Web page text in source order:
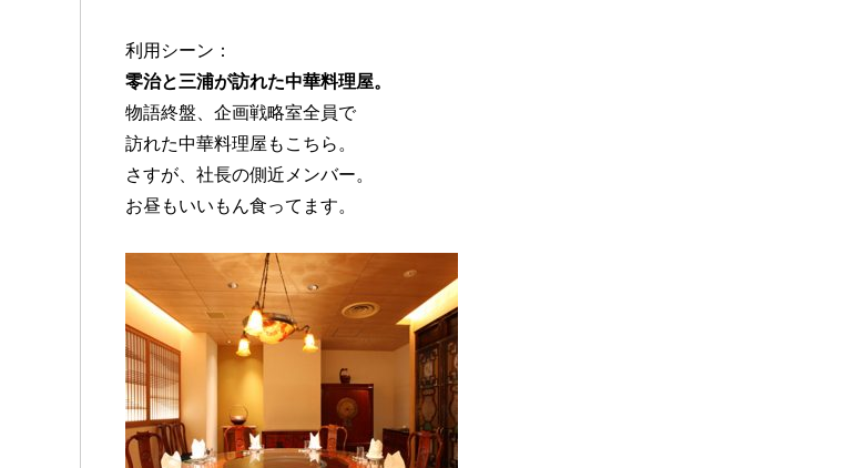
利用シーン：
零治と三浦が訪れた中華料理屋。
物語終盤、企画戦略室全員で
訪れた中華料理屋もこちら。
さすが、社長の側近メンバー。
お昼もいいもん食ってます。